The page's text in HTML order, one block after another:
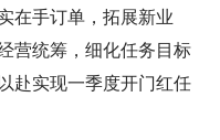
在手订单，拓展新业
营统筹，细化任务目标
赴实现一季度开门红任